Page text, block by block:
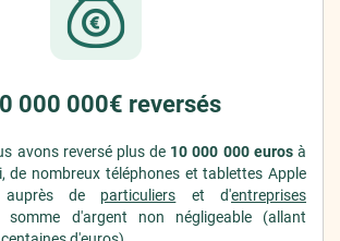
000 000€ reversés
avons reversé plus de 10 000 000 eurosà
de nombreux téléphones et tablettes Apple
auprès de particuliers et d'entreprises
somme d'argent non négligeable (allant